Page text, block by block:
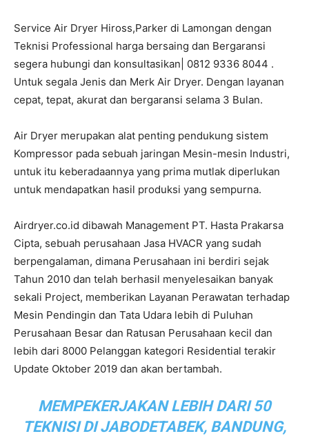
Service Air Dryer Hiross,Parker di Lamongan dengan
Teknisi Professional harga bersaing dan Bergaransi
segera hubungi dan konsultasikan| 0812 9336 8044 .
Untuk segala Jenis dan Merk Air Dryer. Dengan layanan
cepat, tepat, akurat dan bergaransi selama 3 Bulan.
Air Dryer merupakan alat penting pendukung sistem
Kompressor pada sebuah jaringan Mesin-mesin Industri,
untuk itu keberadaannya yang prima mutlak diperlukan
untuk mendapatkan hasil produksi yang sempurna.
Airdryer.co.id dibawah Management PT. Hasta Prakarsa
Cipta, sebuah perusahaan Jasa HVACR yang sudah
berpengalaman, dimana Perusahaan ini berdiri sejak
Tahun 2010 dan telah berhasil menyelesaikan banyak
sekali Project, memberikan Layanan Perawatan terhadap
Mesin Pendingin dan Tata Udara lebih di Puluhan
Perusahaan Besar dan Ratusan Perusahaan kecil dan
lebih dari 8000 Pelanggan kategori Residential terakir
Update Oktober 2019 dan akan bertambah.
MEMPEKERJAKAN LEBIH DARI 50
TEKNISI DI JABODETABEK, BANDUNG,